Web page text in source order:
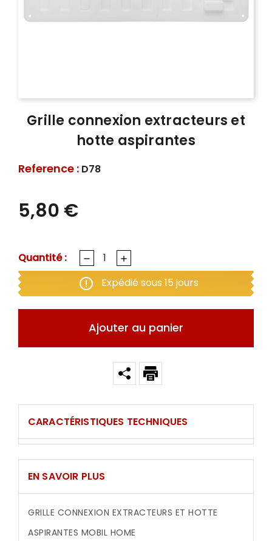
Grille connexion extracteurs et
hotte aspirantes
Reference : D78
5,80 €
Quantité :
Expédié sous 15 jours
Ajouter au panier
CARACTÉRISTIQUES TECHNIQUES
EN SAVOIR PLUS
GRILLE CONNEXION EXTRACTEURS ET HOTTE
ASPIRANTES MOBIL HOME